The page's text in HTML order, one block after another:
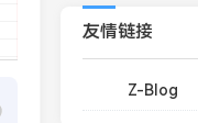
友情链接
Z-Blog